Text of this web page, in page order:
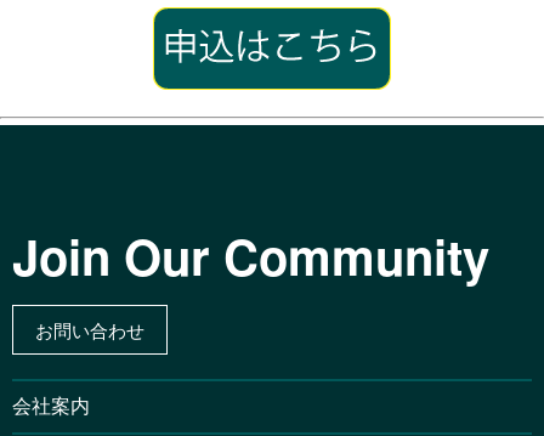
Join Our Community
お問い合わせ
会社案内